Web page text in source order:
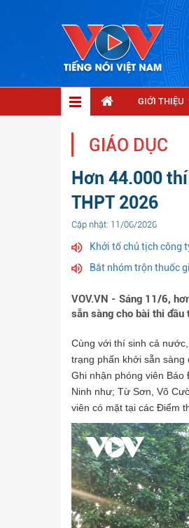
GIỚI THIỆU
GIÁO DỤC
Hơn 44.000
THPT 2026
Cập nhật: 11/06/2026
Khởi tố chủ tịch công
Bắt nhóm trộn thuốc
VOV.VN - Sáng 11/6,
sẵn sàng cho bài thi
Cùng với thí sinh cả
trạng phấn khởi sẵn sàng
Ghi nhận phóng viên
Ninh như; Từ Sơn, Võ
viên có mặt tại các Điểm